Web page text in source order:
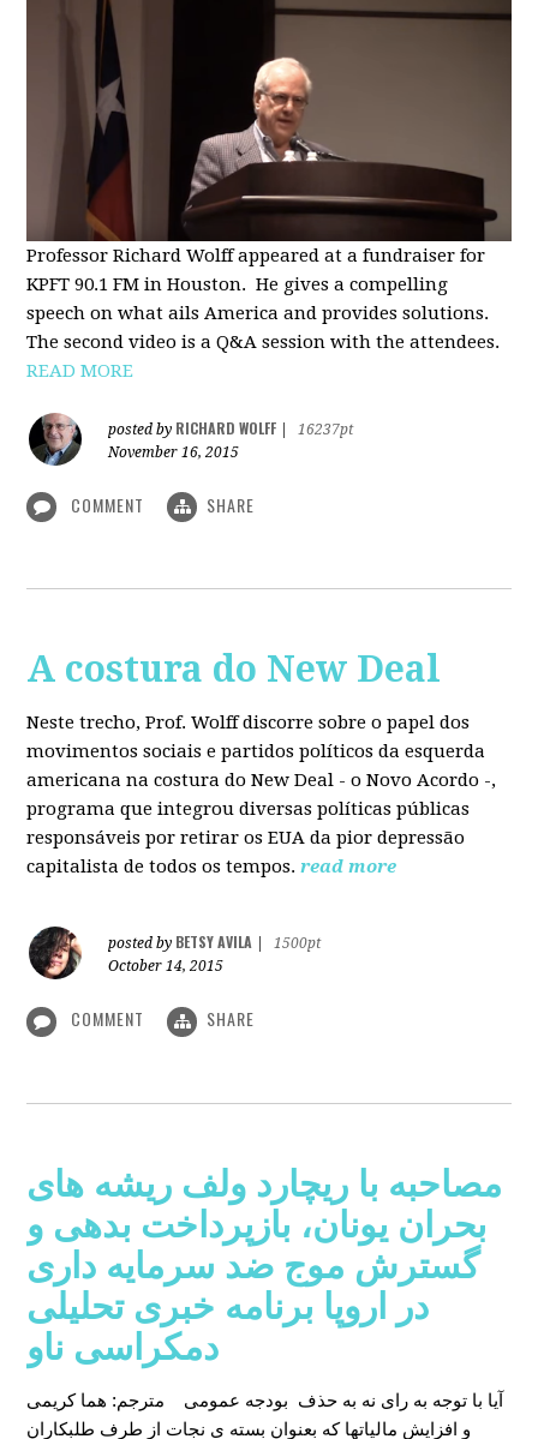
Professor Richard Wolff appeared at a fundraiser for
KPFT 90.1 FM in Houston. He gives a compelling
speech on what ails America and provides solutions.
The second video is a Q&A session with the attendees.
READ MORE
posted by RICHARD WOLFF
16237pt
November 16, 2015
COMMENT SHARE
A costura do New Deal
Neste trecho, Prof. Wolff discorre sobre o papel dos
movimentos sociais e partidos políticos da esquerda
americana na costura do New Deal - o Novo Acordo -,
programa que integrou diversas políticas públicas
responsáveis por retirar os EUA da pior depressão
capitalista de todos os tempos. read more
posted by BETSY AVILA
1500pt
October 14, 2015
COMMENT SHARE
مصاحبه با ریچارد ولف ریشه های
بحران یونان، بازپرداخت بدهی و
گسترش موج ضد سرمایه داری
در اروپا برنامه خبری تحلیلی
دمکراسی ناو
مترجم: هما کریمی
آیا با توجه به رای نه به حذف بودجه عمومی
و افزایش مالیاتها که بعنوان بسته ی نجات از طرف طلبکاران